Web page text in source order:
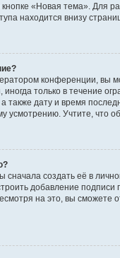
«Новая тема». Для
находится внизу
конференции, вы
только в течение
также дату и время
усмотрению. Учтите, что
создать её в
добавление
на это, вы